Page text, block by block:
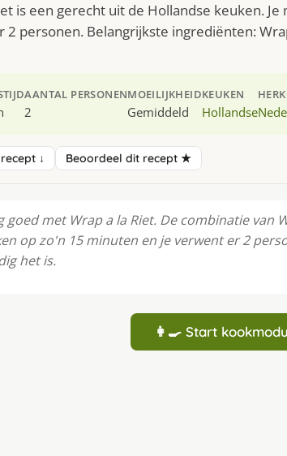
is een gerecht uit de Hollandse keuken.
2 personen. Belangrijkste ingrediënten:
AANTAL PERSONEN
2
MOEILIJKHEID
Gemiddeld
KEUKEN
Hollandse
↓ Beoordeel dit recept ★
goed met Wrap a la Riet. De combinatie van
op zo'n 15 minuten en je verwent er 2
het is.
👩‍🍳 Start